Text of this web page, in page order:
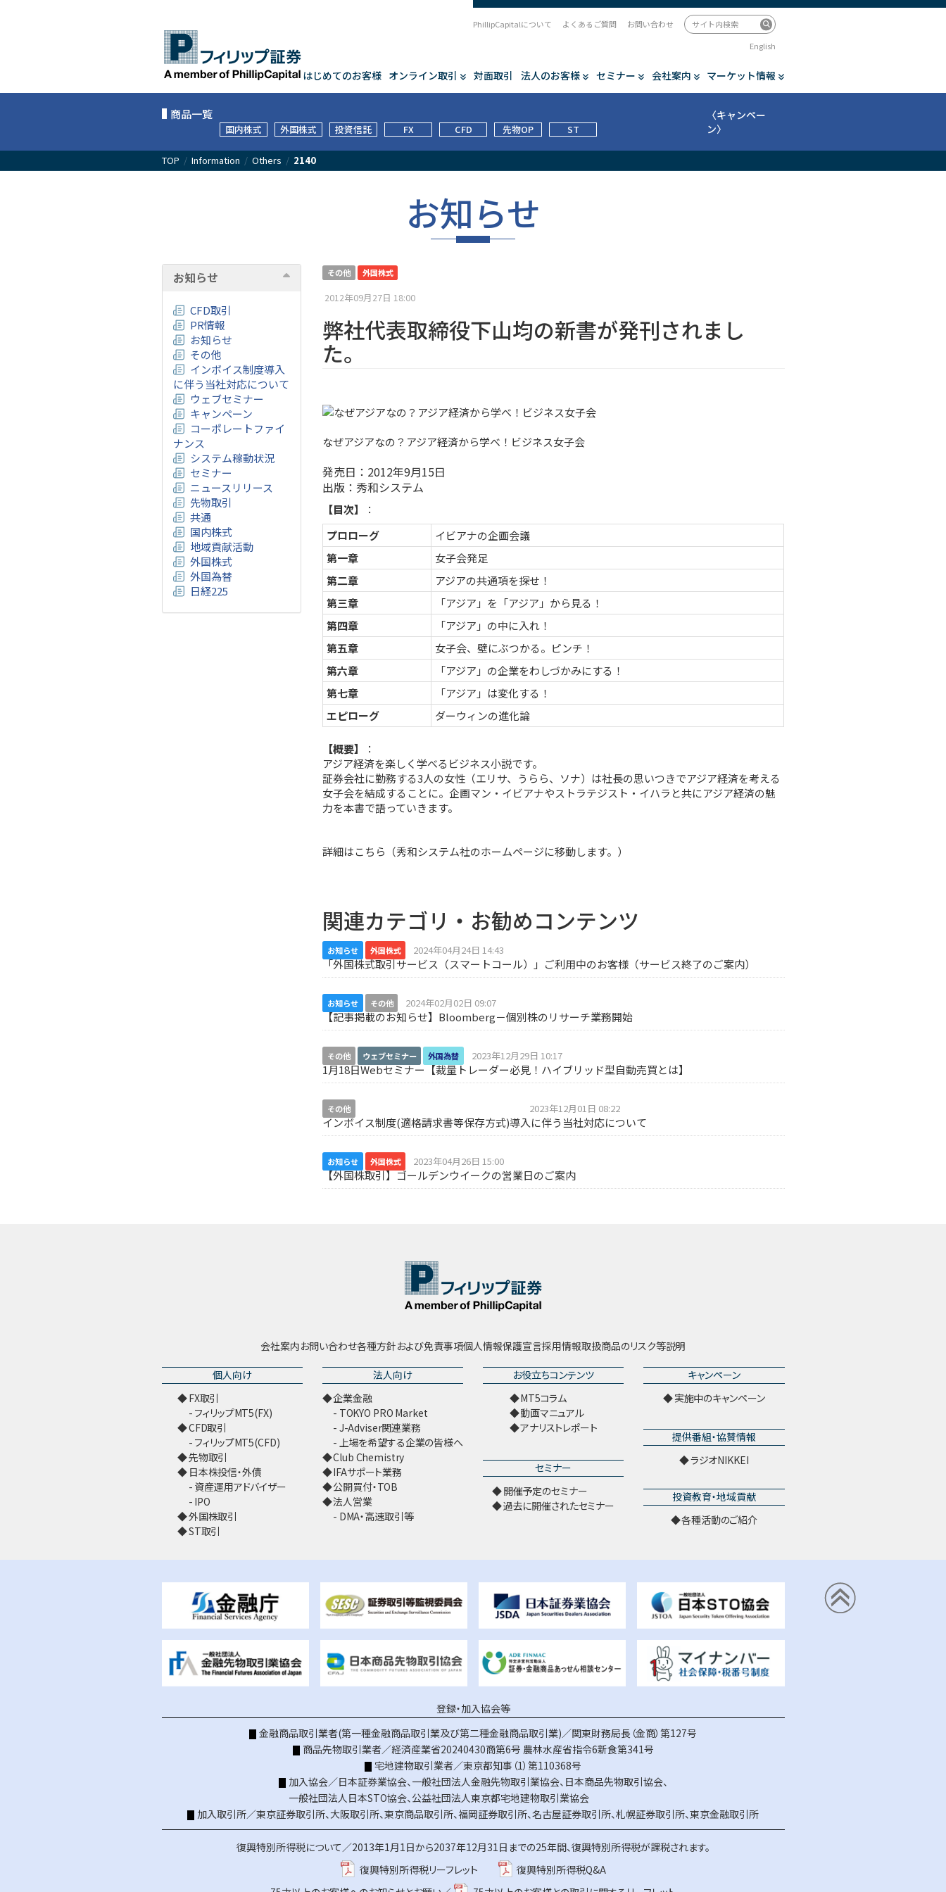
はじめてのお客様 オンライン取引 対面取引 法人のお客様 セミナー 会社案内 マーケット情報
PhillipCapitalについて よくあるご質問
お問い合わせ
English
商品一覧
国内株式 外国株式 投資信託 FX CFD 先物OP ST
〈キャンペー
ン〉
TOP / Information / Others / 2140
お知らせ
お知らせ
CFD取引
PR情報
お知らせ
その他
インボイス制度導入
に伴う当社対応について
ウェブセミナー
キャンペーン
コーポレートファイ
ナンス
システム稼動状況
セミナー
ニュースリリース
先物取引
共通
国内株式
地域貢献活動
外国株式
外国為替
日経225
その他 外国株式
2012年09月27日 18:00
弊社代表取締役下山均の新書が発刊されまし
た。
なぜアジアなの？アジア経済から学べ！ビジネス女子会
発売日：2012年9月15日
出版：秀和システム
【目次】
：
プロローグ
イビアナの企画会議
第一章
女子会発足
第二章
アジアの共通項を探せ！
第三章
「アジア」を「アジア」から見る！
第四章
「アジア」の中に入れ！
第五章
女子会、壁にぶつかる。ピンチ！
第六章
「アジア」の企業をわしづかみにする！
第七章
「アジア」は変化する！
エピローグ
ダーウィンの進化論
【概要】
：
アジア経済を楽しく学べるビジネス小説です。
証券会社に勤務する3人の女性（エリサ、うらら、ソナ）は社長の思いつきでアジア経済を考える
女子会を結成することに。企画マン・イビアナやストラテジスト・イハラと共にアジア経済の魅
力を本書で語っていきます。
詳細はこちら （秀和システム社のホームページに移動します。）
関連カテゴリ・お勧めコンテンツ
お知らせ 外国株式 2024年04月24日 14:43
「外国株式取引サービス（スマートコール）」ご利用中のお客様（サービス終了のご案内）
お知らせ その他 2024年02月02日 09:07
【記事掲載のお知らせ】Bloomberg－個別株のリサーチ業務開始
その他 ウェブセミナー 外国為替 2023年12月29日 10:17
1月18日Webセミナー【裁量トレーダー必見！ハイブリッド型自動売買とは】
その他 2023年12月01日 08:22
インボイス制度(適格請求書等保存方式)導入に伴う当社対応について
お知らせ 外国株式 2023年04月26日 15:00
【外国株取引】ゴールデンウイークの営業日のご案内
会社案内お問い合わせ各種方針および免責事項個人情報保護宣言採用情報取扱商品のリスク等説明
個人向け
FX取引
フィリップMT5(FX)
CFD取引
フィリップMT5(CFD)
先物取引
日本株投信・外債
資産運用アドバイザー
IPO
外国株取引
ST取引
法人向け
企業金融
TOKYO PRO Market
J-Adviser関連業務
上場を希望する企業の皆様へ
Club Chemistry
IFAサポート業務
公開買付・TOB
法人営業
DMA・高速取引等
お役立ちコンテンツ
MT5コラム
動画マニュアル
アナリストレポート
セミナー
開催予定のセミナー
過去に開催されたセミナー
キャンペーン
実施中のキャンペーン
提供番組・協賛情報
ラジオNIKKEI
投資教育・地域貢献
各種活動のご紹介
登録・加入協会等
金融商品取引業者(第一種金融商品取引業及び第二種金融商品取引業)／関東財務局長（金商）第127号
商品先物取引業者／経済産業省20240430商第6号 農林水産省指令6新食第341号
宅地建物取引業者／東京都知事（1）第110368号
加入協会／日本証券業協会、一般社団法人金融先物取引業協会、 日本商品先物取引協会、
一般社団法人日本STO協会、公益社団法人東京都宅地建物取引業協会
加入取引所／東京証券取引所、大阪取引所、東京商品取引所、福岡証券取引所、名古屋証券取引所、札幌証券取引所、東京金融取引所
復興特別所得税について／2013年1月1日から2037年12月31日までの25年間、復興特別所得税が課税されます。
復興特別所得税リーフレット
復興特別所得税Q&A